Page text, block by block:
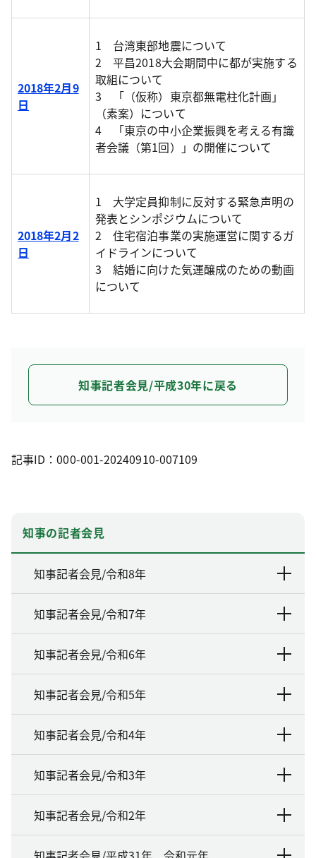
2018年2月9
日
1 台湾東部地震について
2 平昌2018大会期間中に都が実施する
取組について
3 「（仮称）東京都無電柱化計画」
（素案）について
4 「東京の中小企業振興を考える有識
者会議（第1回）」の開催について
2018年2月2
日
1 大学定員抑制に反対する緊急声明の
発表とシンポジウムについて
2 住宅宿泊事業の実施運営に関するガ
イドラインについて
3 結婚に向けた気運醸成のための動画
について
知事記者会見/平成30年に戻る
記事ID：000-001-20240910-007109
知事の記者会見
知事記者会見/令和8年
知事記者会見/令和7年
知事記者会見/令和6年
知事記者会見/令和5年
知事記者会見/令和4年
知事記者会見/令和3年
知事記者会見/令和2年